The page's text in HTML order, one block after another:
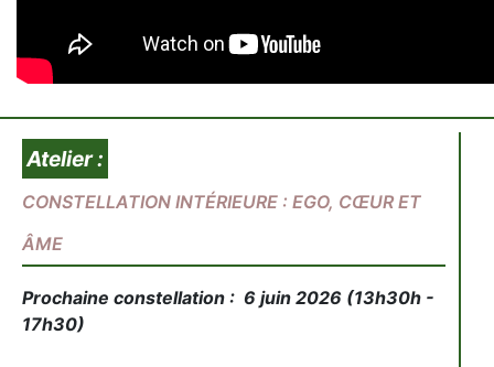
Atelier :
CONSTELLATION INTÉRIEURE : EGO, CŒUR ET
ÂME
Prochaine constellation : 6 juin 2026 (13h30h -
17h30)